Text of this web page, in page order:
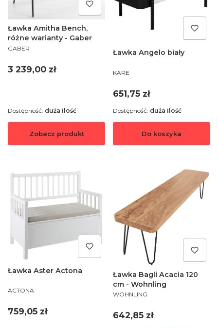
Ławka Amitha Bench,
różne warianty - Gaber
PRODUCENT
GABER
Cena
3 239,00 zł
Zobacz produkt
Dostępność: duża ilość
Ławka Angelo biały
PRODUCENT
KARE
Cena
651,75 zł
Do koszyka
Dostępność: duża ilość
Ławka Aster Actona
PRODUCENT
ACTONA
Cena
759,05 zł
Ławka Bagli Acacia 120
cm - Wohnling
PRODUCENT
WOHNLING
Cena
642,85 zł